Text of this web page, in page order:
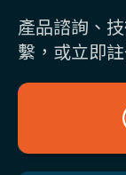
產品諮詢、
繫，或立即